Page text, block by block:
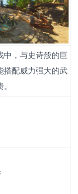
中，与史诗般的巨
搭配威力强大的武